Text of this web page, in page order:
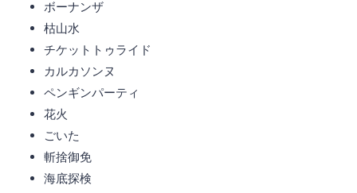
ボーナンザ
枯山水
チケットトゥライド
カルカソンヌ
ペンギンパーティ
花火
ごいた
斬捨御免
海底探検